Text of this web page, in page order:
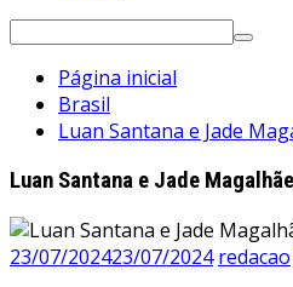
Pesquisar
Página inicial
Brasil
Luan Santana e Jade
Luan Santana e Jade
23/07/202423/07/2024 redacao